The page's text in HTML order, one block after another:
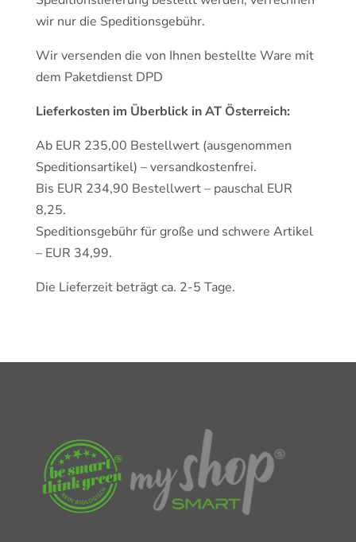
wir nur die Speditionsgebühr.
Wir versenden die von Ihnen bestellte Ware mit
dem Paketdienst DPD
Lieferkosten im Überblick in AT Österreich:
Ab EUR 235,00 Bestellwert (ausgenommen
Speditionsartikel) – versandkostenfrei.
Bis EUR 234,90 Bestellwert – pauschal EUR
8,25.
Speditionsgebühr für große und schwere Artikel
– EUR 34,99.
Die Lieferzeit beträgt ca. 2-5 Tage.